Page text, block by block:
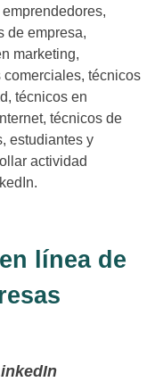
de empresa,
marketing,
técnicos
técnicos en
técnicos de
estudiantes y
actividad
línea de